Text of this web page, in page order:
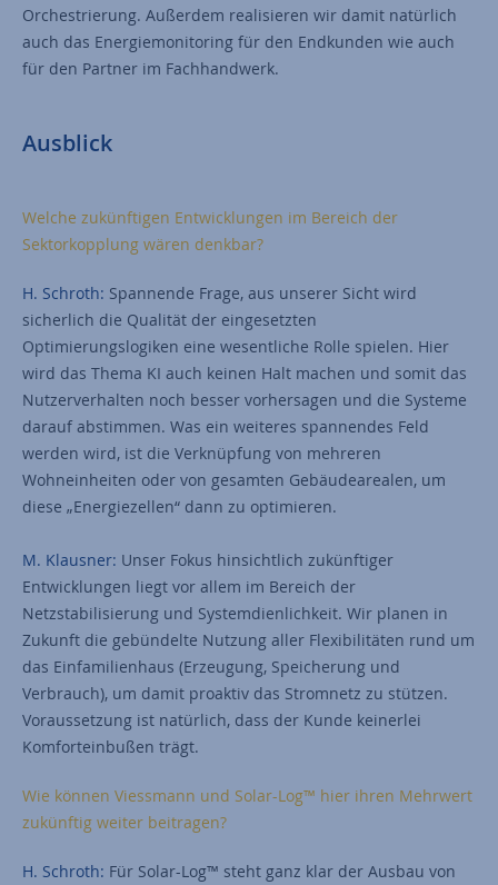
Orchestrierung. Außerdem realisieren wir damit natürlich
auch das Energiemonitoring für den Endkunden wie auch
für den Partner im Fachhandwerk.
Ausblick
Welche zukünftigen Entwicklungen im Bereich der
Sektorkopplung wären denkbar?
H. Schroth: Spannende Frage, aus unserer Sicht wird
sicherlich die Qualität der eingesetzten
Optimierungslogiken eine wesentliche Rolle spielen. Hier
wird das Thema KI auch keinen Halt machen und somit das
Nutzerverhalten noch besser vorhersagen und die Systeme
darauf abstimmen. Was ein weiteres spannendes Feld
werden wird, ist die Verknüpfung von mehreren
Wohneinheiten oder von gesamten Gebäudearealen, um
diese „Energiezellen“ dann zu optimieren.
M. Klausner: Unser Fokus hinsichtlich zukünftiger
Entwicklungen liegt vor allem im Bereich der
Netzstabilisierung und Systemdienlichkeit. Wir planen in
Zukunft die gebündelte Nutzung aller Flexibilitäten rund um
das Einfamilienhaus (Erzeugung, Speicherung und
Verbrauch), um damit proaktiv das Stromnetz zu stützen.
Voraussetzung ist natürlich, dass der Kunde keinerlei
Komforteinbußen trägt.
Wie können Viessmann und Solar-Log™ hier ihren Mehrwert
zukünftig weiter beitragen?
H. Schroth: Für Solar-Log™ steht ganz klar der Ausbau von